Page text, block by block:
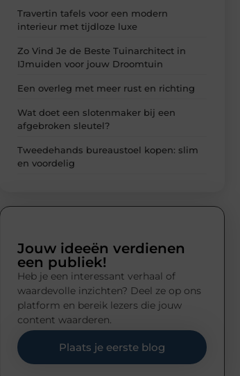
Travertin tafels voor een modern
interieur met tijdloze luxe
Zo Vind Je de Beste Tuinarchitect in
IJmuiden voor jouw Droomtuin
Een overleg met meer rust en richting
Wat doet een slotenmaker bij een
afgebroken sleutel?
Tweedehands bureaustoel kopen: slim
en voordelig
Jouw ideeën verdienen
een publiek!
Heb je een interessant verhaal of
waardevolle inzichten? Deel ze op ons
platform en bereik lezers die jouw
content waarderen.
Plaats je eerste blog